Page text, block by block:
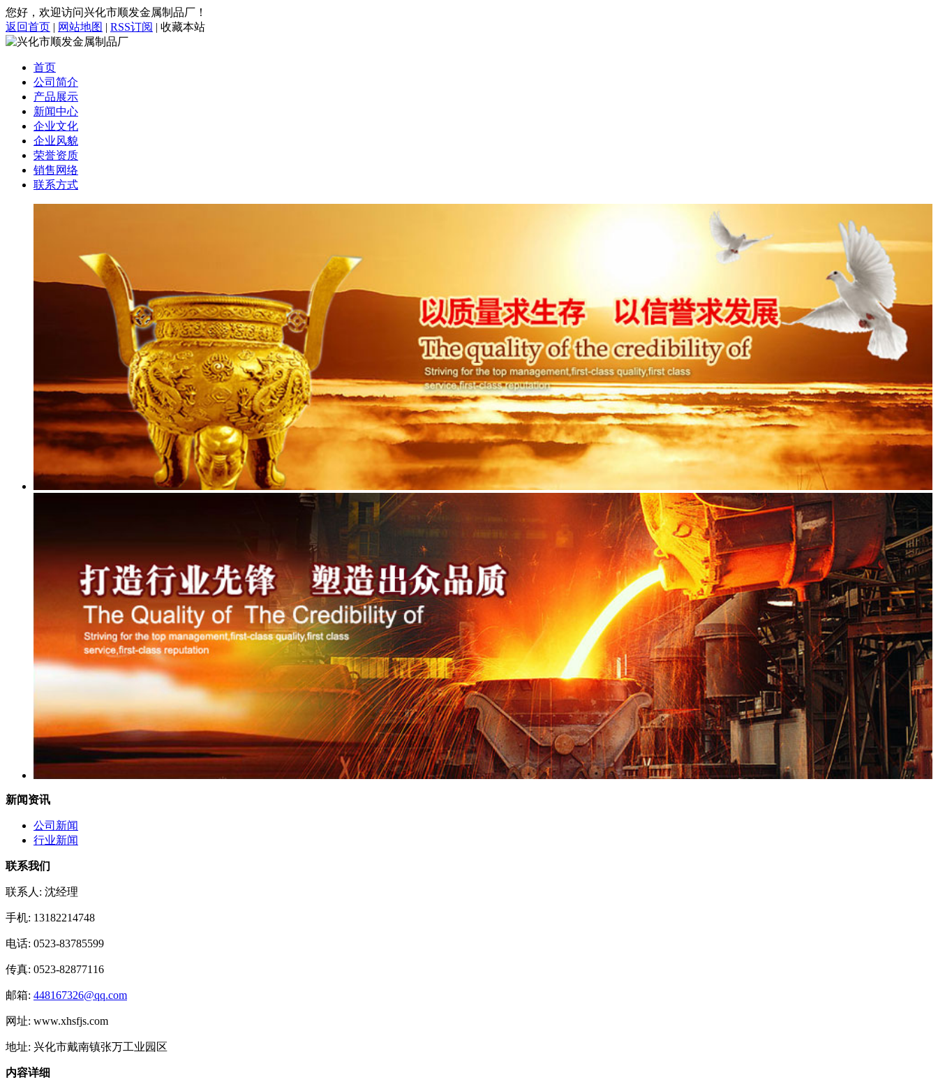
您好，欢迎访问兴化市顺发金属制品厂！
返回首页 | 网站地图 | RSS订阅 | 收藏本站
首页
公司简介
产品展示
新闻中心
企业文化
企业风貌
荣誉资质
销售网络
联系方式
新闻资讯
公司新闻
行业新闻
联系我们
联系人: 沈经理
手机: 13182214748
电话: 0523-83785599
传真: 0523-82877116
邮箱: 448167326@qq.com
网址: www.xhsfjs.com
地址: 兴化市戴南镇张万工业园区
内容详细